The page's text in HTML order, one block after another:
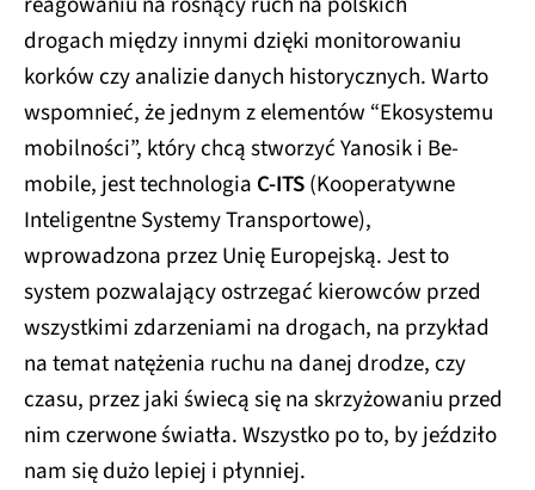
drogach między innymi dzięki monitorowaniu
korków czy analizie danych historycznych. Warto
wspomnieć, że jednym z elementów “Ekosystemu
mobilności”, który chcą stworzyć Yanosik i Be-
mobile, jest technologia C-ITS(Kooperatywne
Inteligentne Systemy Transportowe),
wprowadzona przez Unię Europejską. Jest to
system pozwalający ostrzegać kierowców przed
wszystkimi zdarzeniami na drogach, na przykład
na temat natężenia ruchu na danej drodze, czy
czasu, przez jaki świecą się na skrzyżowaniu przed
nim czerwone światła. Wszystko po to, by jeździło
nam się dużo lepiej i płynniej.